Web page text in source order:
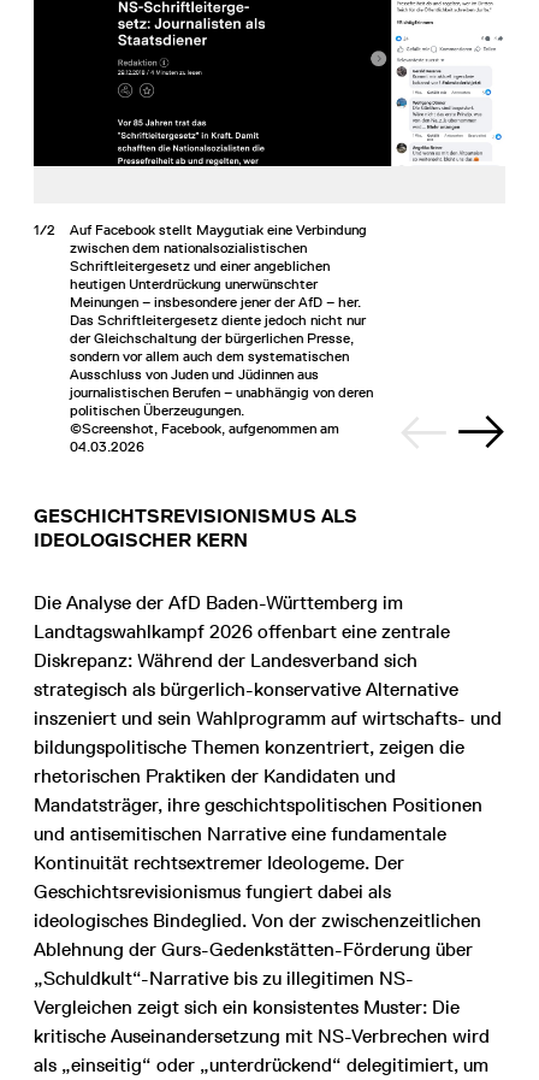
1/2
Auf Facebook stellt Maygutiak eine Verbindung
zwischen dem nationalsozialistischen
Schriftleitergesetz und einer angeblichen
heutigen Unterdrückung unerwünschter
Meinungen – insbesondere jener der AfD – her.
Das Schriftleitergesetz diente jedoch nicht nur
der Gleichschaltung der bürgerlichen Presse,
sondern vor allem auch dem systematischen
Ausschluss von Juden und Jüdinnen aus
journalistischen Berufen – unabhängig von deren
politischen Überzeugungen.
©Screenshot, Facebook, aufgenommen am
04.03.2026
GESCHICHTSREVISIONISMUS ALS
IDEOLOGISCHER KERN
Die Analyse der AfD Baden-Württemberg im
Landtagswahlkampf 2026 offenbart eine zentrale
Diskrepanz: Während der Landesverband sich
strategisch als bürgerlich-konservative Alternative
inszeniert und sein Wahlprogramm auf wirtschafts- und
bildungspolitische Themen konzentriert, zeigen die
rhetorischen Praktiken der Kandidaten und
Mandatsträger, ihre geschichtspolitischen Positionen
und antisemitischen Narrative eine fundamentale
Kontinuität rechtsextremer Ideologeme. Der
Geschichtsrevisionismus fungiert dabei als
ideologisches Bindeglied. Von der zwischenzeitlichen
Ablehnung der Gurs-Gedenkstätten-Förderung über
„Schuldkult“-Narrative bis zu illegitimen NS-
Vergleichen zeigt sich ein konsistentes Muster: Die
kritische Auseinandersetzung mit NS-Verbrechen wird
als „einseitig“ oder „unterdrückend“ delegitimiert, um